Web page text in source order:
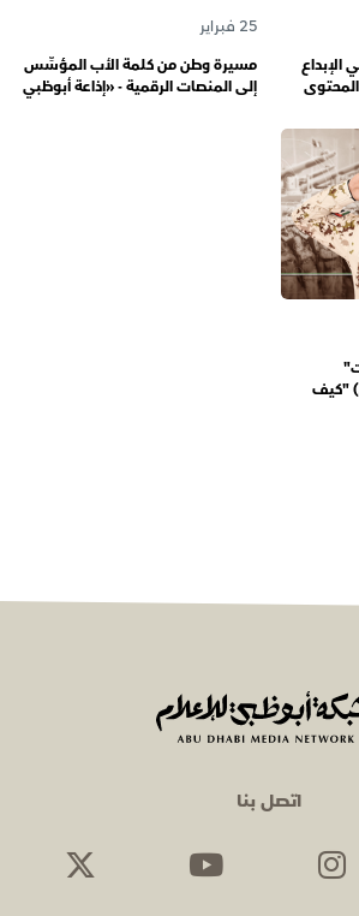
الإبداع
25 فبراير
مسيرة وطن من كلمة الأب المؤسِّس
إلى المنصات الرقمية - «إذاعة أبوظبي
و"بينونة" ومنصة (ADMN) "كيف
اتصل بنا